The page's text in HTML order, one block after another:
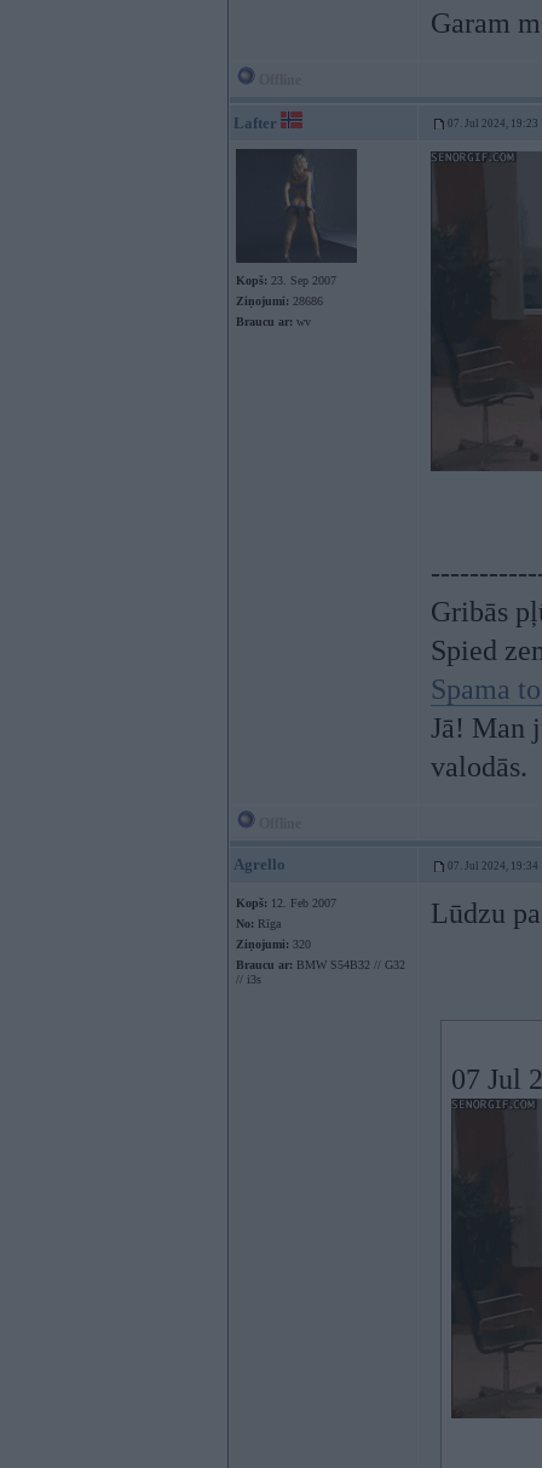
Garam
Lafter 07. Jul 2024, 19:23
Kopš: 23. Sep 2007
Ziņojumi: 28686
Braucu ar: wv
Gribās
Spied
Spama
Jā! Man
valodās.
Agrello 07. Jul 2024, 19:34
Kopš: 12. Feb 2007
No: Rīga
Ziņojumi: 320
Braucu ar: BMW S54B32 // G32
// i3s
Lūdzu
07 Jul